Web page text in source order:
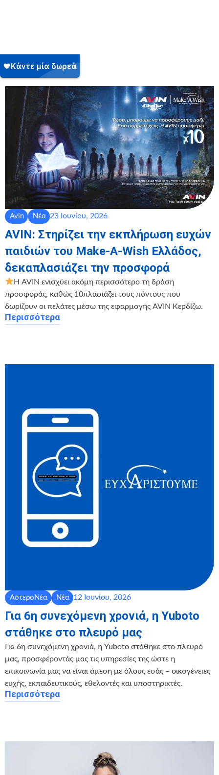
Avin Νέα 23 Ιουνίου, 2026
AVIN: Στηρίζει την εκπλήρωση ευχών
παιδιών του Make-A-Wish Ελλάδος,
δεκαπλασιάζει την προσφορά
Η AVIN ενισχύει ακόμη περισσότερο τη δράση
προσφοράς, καθώς 10πλασιάζει τους πόντους που
δωρίζουν οι πελάτες μέσω της εφαρμογής AVIN Κερδίζω.
Περισσότερα
ΑστεροΝέα Νέα 12 Ιουνίου, 2026
Για 6η συνεχόμενη χρονιά, η Yuboto
στάθηκε στο πλευρό μας
Για 6η συνεχόμενη χρονιά, η Yuboto στάθηκε στο πλευρό
μας, προσφέροντάς μας τις υπηρεσίες της ώστε η
επικοινωνία μας να είναι άμεση με όλους εσάς – οικογένειες
ευχής, εκπαιδευτικούς, εθελοντές και υποστηρικτές.
Περισσότερα